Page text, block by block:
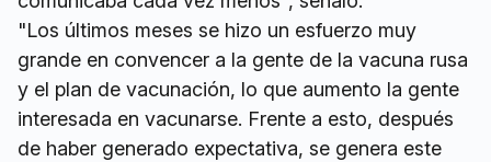
"Los últimos meses se hizo un esfuerzo muy
grande en convencer a la gente de la vacuna rusa
y el plan de vacunación, lo que aumento la gente
interesada en vacunarse. Frente a esto, después
de haber generado expectativa, se genera este